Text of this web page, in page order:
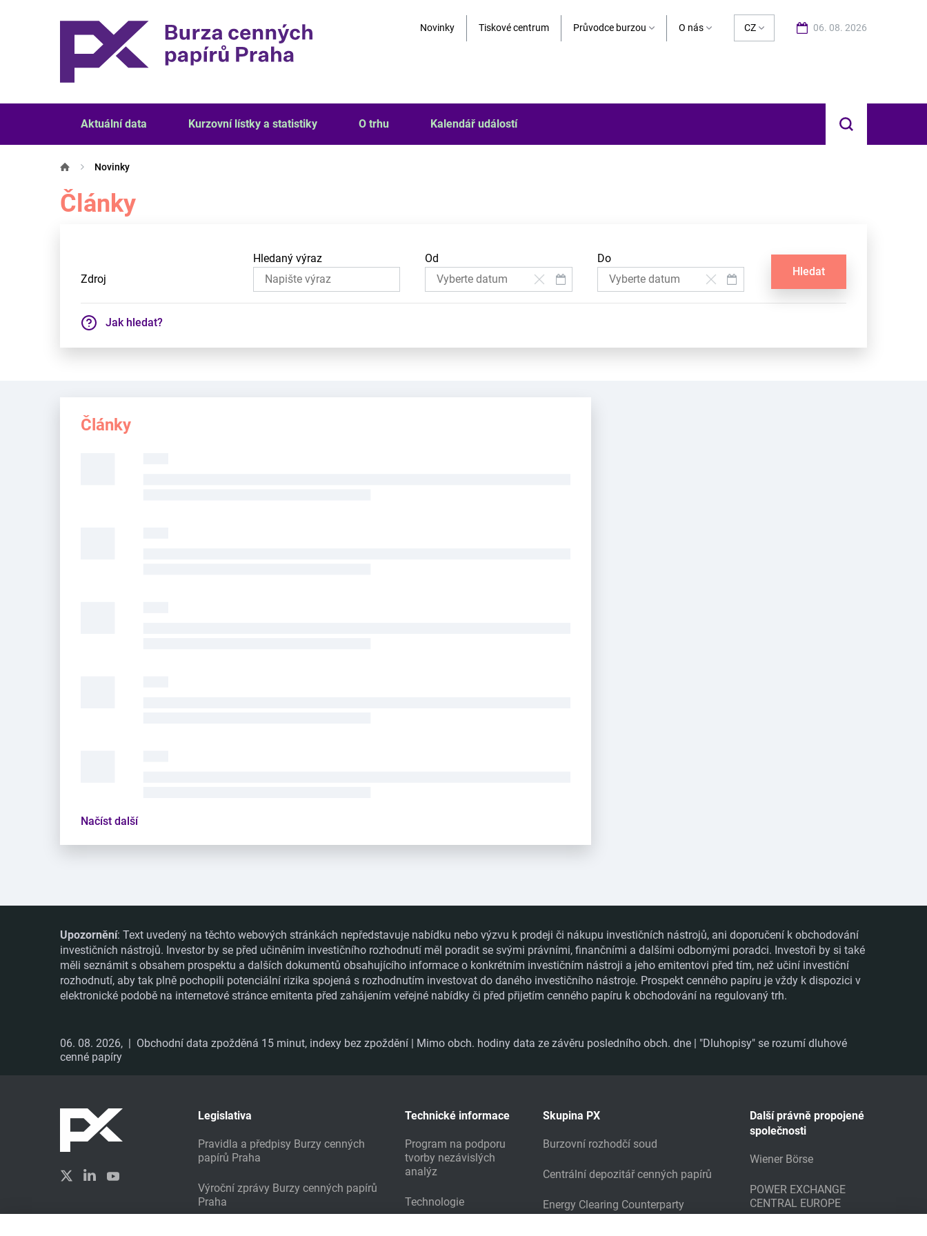
Novinky Tiskové centrum Průvodce burzou O nás CZ 06. 08. 2026
Aktuální data Kurzovní lístky a statistiky O trhu Kalendář událostí
Novinky
Články
Zdroj
Hledaný výraz Od
Do
Hledat
Jak hledat?
Články
Načíst další
Upozornění: Text uvedený na těchto webových stránkách nepředstavuje nabídku nebo výzvu k prodeji či nákupu investičních nástrojů, ani doporučení k obchodování
investičních nástrojů. Investor by se před učiněním investičního rozhodnutí měl poradit se svými právními, finančními a dalšími odbornými poradci. Investoři by si také
měli seznámit s obsahem prospektu a dalších dokumentů obsahujícího informace o konkrétním investičním nástroji a jeho emitentovi před tím, než učiní investiční
rozhodnutí, aby tak plně pochopili potenciální rizika spojená s rozhodnutím investovat do daného investičního nástroje. Prospekt cenného papíru je vždy k dispozici v
elektronické podobě na internetové stránce emitenta před zahájením veřejné nabídky či před přijetím cenného papíru k obchodování na regulovaný trh.
06. 08. 2026, | Obchodní data zpožděná 15 minut, indexy bez zpoždění | Mimo obch. hodiny data ze závěru posledního obch. dne | "Dluhopisy" se rozumí dluhové
cenné papíry
Legislativa
Pravidla a předpisy Burzy cenných
papírů Praha
Výroční zprávy Burzy cenných papírů
Praha
Technické informace
Program na podporu
tvorby nezávislých
analýz
Technologie
Skupina PX
Burzovní rozhodčí soud
Centrální depozitář cenných papírů
Energy Clearing Counterparty
Další právně propojené
společnosti
Wiener Börse
POWER EXCHANGE
CENTRAL EUROPE